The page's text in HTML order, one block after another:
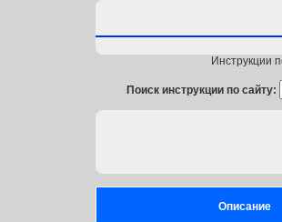
Инструкции
Поиск инструкции по сайту:
Описание